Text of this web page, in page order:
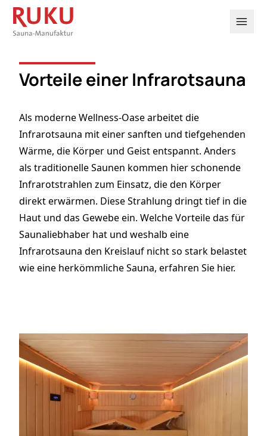

Vorteile einer Infrarotsauna
Als moderne Wellness-Oase arbeitet die
Infrarotsauna mit einer sanften und tiefgehenden
Wärme, die Körper und Geist entspannt. Anders
als traditionelle Saunen kommen hier schonende
Infrarotstrahlen zum Einsatz, die den Körper
direkt erwärmen. Diese Strahlung dringt tief in die
Haut und das Gewebe ein. Welche Vorteile das für
Saunaliebhaber hat und weshalb eine
Infrarotsauna den Kreislauf nicht so stark belastet
wie eine herkömmliche Sauna, erfahren Sie hier.